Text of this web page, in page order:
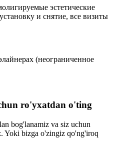
эстетические
и снятие, все визиты
(неограниченное
ro'yxatdan o'ting
bog'lanamiz va siz uchun
Yoki bizga o'zingiz qo'ng'iroq